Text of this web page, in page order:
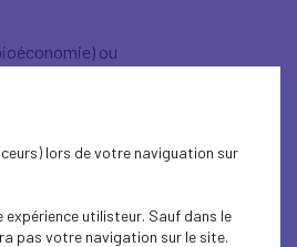
ou
lors de votre naviguation sur
utilisteur. Sauf dans le
pas votre navigation sur le site.